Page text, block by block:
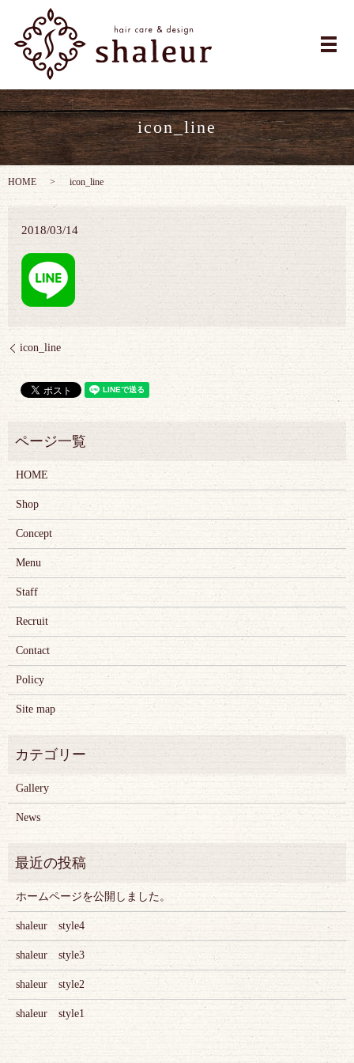
メ
icon_line
HOME icon_line
2018/03/14
icon_line
HOME
Shop
Concept
Menu
Staff
Recruit
Contact
Policy
Site map
Gallery
News
ホームページを公開しました。
shaleur style4
shaleur style3
shaleur style2
shaleur style1